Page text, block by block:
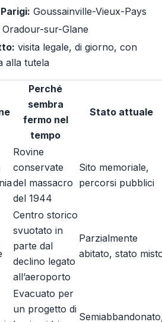
Goussainville-Vieux-Pays
Oradour-sur-Glane
visita legale, di giorno, con
alla tutela
Perché
sembra
fermo nel
tempo
Stato attuale
Rovine
conservate
del massacro
del 1944
Sito memoriale,
percorsi pubblici
Centro storico
svuotato in
parte dal
declino legato
all’aeroporto
Parzialmente
abitato, stato
Evacuato per
un progetto di